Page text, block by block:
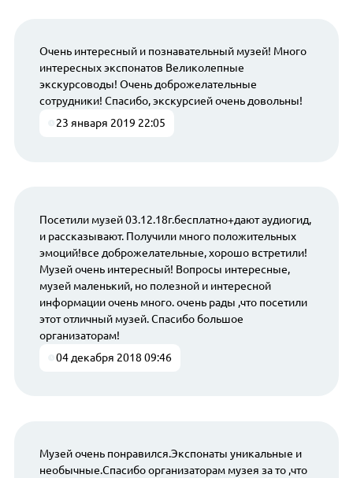
Очень интересный и познавательный музей! Много
интересных экспонатов Великолепные
экскурсоводы! Очень доброжелательные
сотрудники! Спасибо, экскурсией очень довольны!
23 января 2019 22:05
Посетили музей 03.12.18г.бесплатно+дают аудиогид,
и рассказывают. Получили много положительных
эмоций!все доброжелательные, хорошо встретили!
Музей очень интересный! Вопросы интересные,
музей маленький, но полезной и интересной
информации очень много. очень рады ,что посетили
этот отличный музей. Спасибо большое
организаторам!
04 декабря 2018 09:46
Музей очень понравился.Экспонаты уникальные и
необычные.Спасибо организаторам музея за то ,что